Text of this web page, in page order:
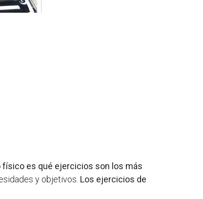
es qué ejercicios son los más
y objetivos. Los ejercicios de